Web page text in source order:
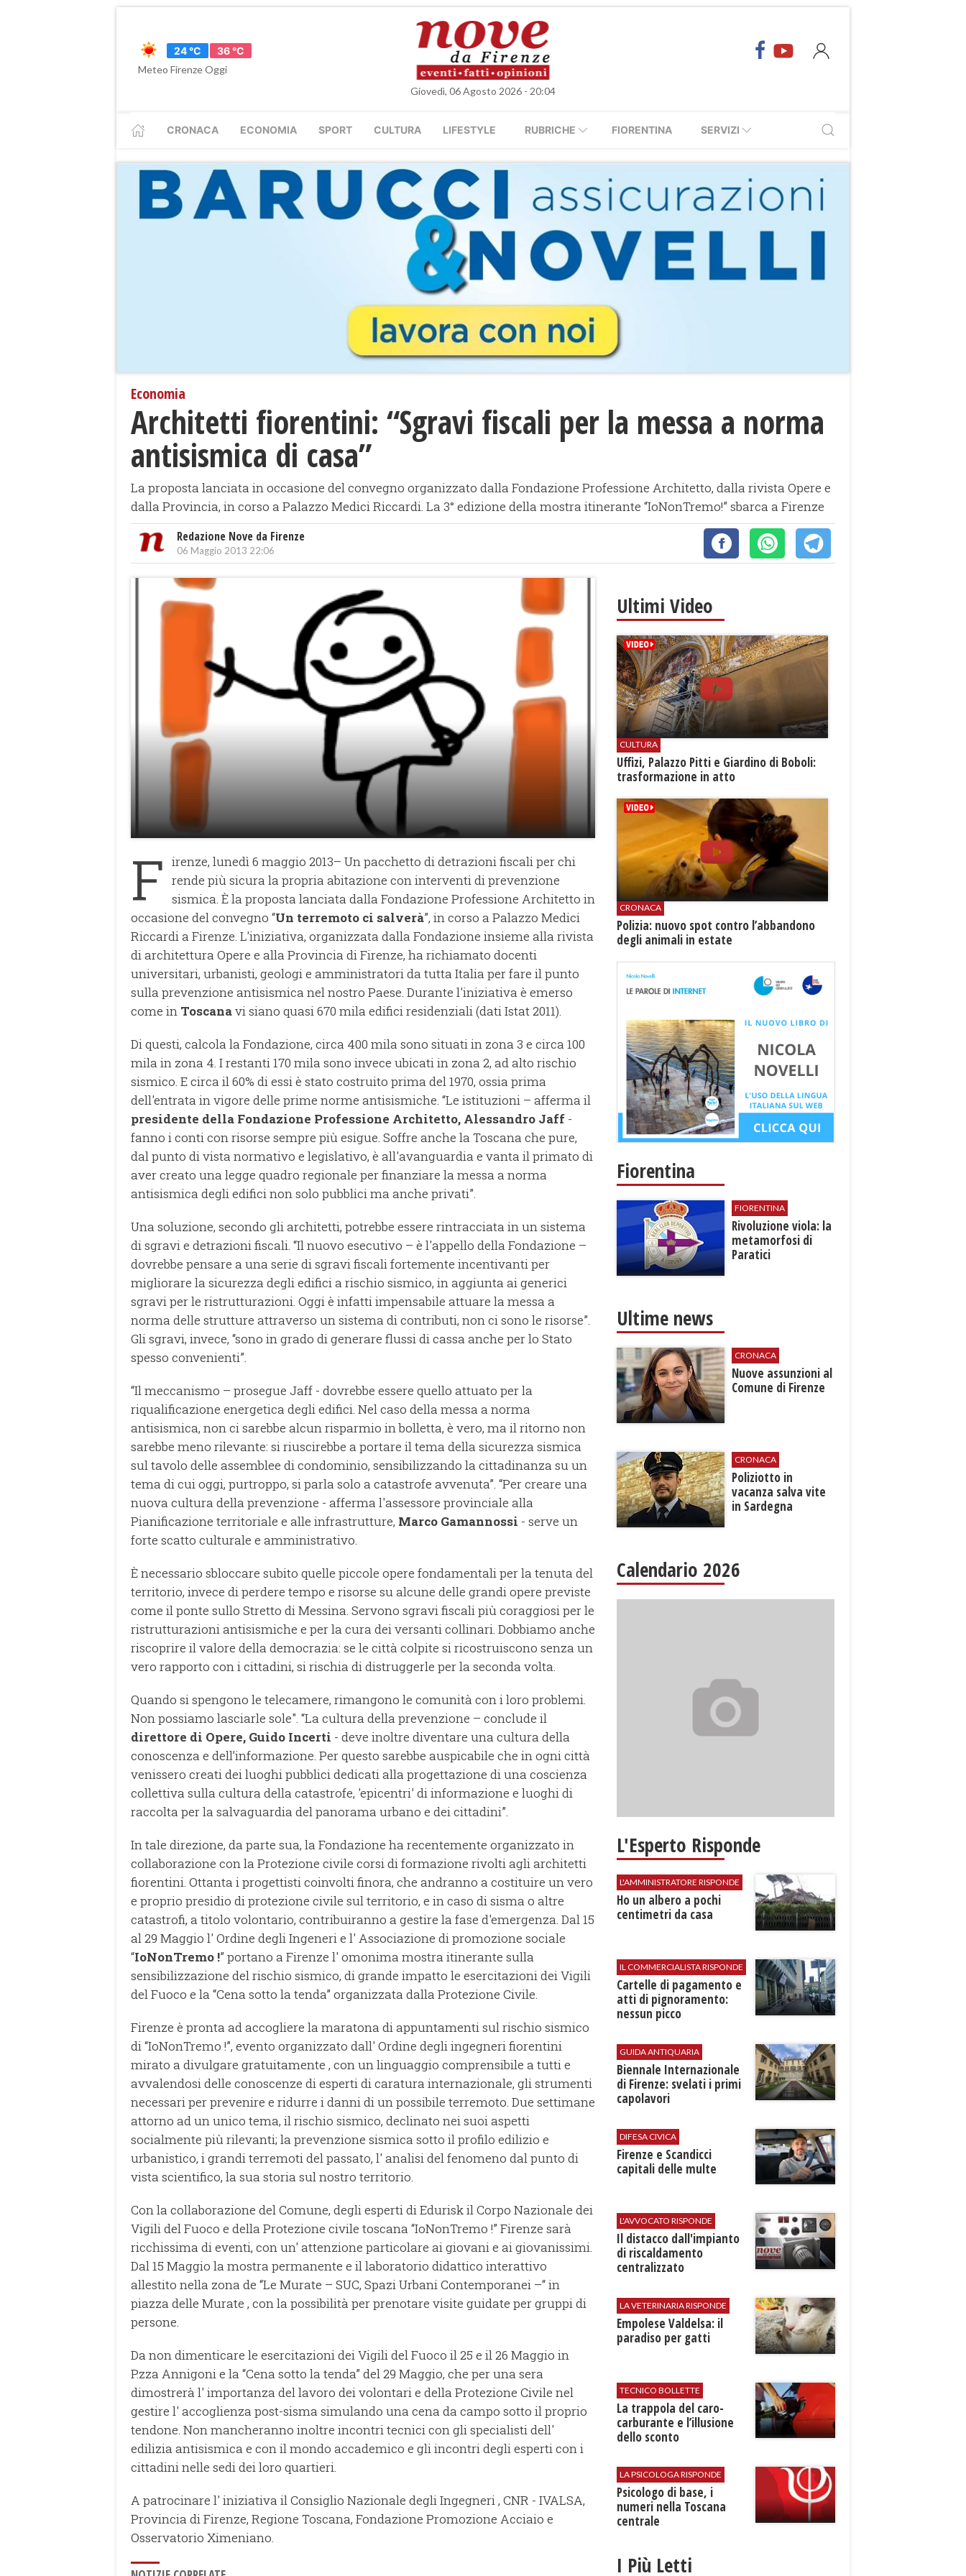
24 °C
36 °C
Meteo Firenze Oggi
Giovedì, 06 Agosto 2026 - 20:04
CRONACA ECONOMIA SPORT CULTURA LIFESTYLE RUBRICHE FIORENTINA SERVIZI
Economia
Architetti fiorentini: “Sgravi fiscali per la messa a norma
antisismica di casa”
La proposta lanciata in occasione del convegno organizzato dalla Fondazione Professione Architetto, dalla rivista Opere e
dalla Provincia, in corso a Palazzo Medici Riccardi. La 3° edizione della mostra itinerante “IoNonTremo!” sbarca a Firenze
Redazione Nove da Firenze
06 Maggio 2013 22:06
F irenze, lunedì 6 maggio 2013– Un pacchetto di detrazioni fiscali per chi
rende più sicura la propria abitazione con interventi di prevenzione
sismica. È la proposta lanciata dalla Fondazione Professione Architetto in
occasione del convegno “Un terremoto ci salverà”, in corso a Palazzo Medici
Riccardi a Firenze. L'iniziativa, organizzata dalla Fondazione insieme alla rivista
di architettura Opere e alla Provincia di Firenze, ha richiamato docenti
universitari, urbanisti, geologi e amministratori da tutta Italia per fare il punto
sulla prevenzione antisismica nel nostro Paese. Durante l'iniziativa è emerso
come in Toscanavi siano quasi 670 mila edifici residenziali (dati Istat 2011).
Di questi, calcola la Fondazione, circa 400 mila sono situati in zona 3 e circa 100
mila in zona 4. I restanti 170 mila sono invece ubicati in zona 2, ad alto rischio
sismico. E circa il 60% di essi è stato costruito prima del 1970, ossia prima
dell'entrata in vigore delle prime norme antisismiche. “Le istituzioni – afferma il
presidente della Fondazione Professione Architetto, Alessandro Jaff -
fanno i conti con risorse sempre più esigue. Soffre anche la Toscana che pure,
dal punto di vista normativo e legislativo, è all'avanguardia e vanta il primato di
aver creato una legge quadro regionale per finanziare la messa a norma
antisismica degli edifici non solo pubblici ma anche privati”.
Una soluzione, secondo gli architetti, potrebbe essere rintracciata in un sistema
di sgravi e detrazioni fiscali. “Il nuovo esecutivo – è l'appello della Fondazione –
dovrebbe pensare a una serie di sgravi fiscali fortemente incentivanti per
migliorare la sicurezza degli edifici a rischio sismico, in aggiunta ai generici
sgravi per le ristrutturazioni. Oggi è infatti impensabile attuare la messa a
norma delle strutture attraverso un sistema di contributi, non ci sono le risorse”.
Gli sgravi, invece, “sono in grado di generare flussi di cassa anche per lo Stato
spesso convenienti”.
“Il meccanismo – prosegue Jaff - dovrebbe essere quello attuato per la
riqualificazione energetica degli edifici. Nel caso della messa a norma
antisismica, non ci sarebbe alcun risparmio in bolletta, è vero, ma il ritorno non
sarebbe meno rilevante: si riuscirebbe a portare il tema della sicurezza sismica
sul tavolo delle assemblee di condominio, sensibilizzando la cittadinanza su un
tema di cui oggi, purtroppo, si parla solo a catastrofe avvenuta”. “Per creare una
nuova cultura della prevenzione - afferma l'assessore provinciale alla
Pianificazione territoriale e alle infrastrutture, Marco Gamannossi - serve un
forte scatto culturale e amministrativo.
È necessario sbloccare subito quelle piccole opere fondamentali per la tenuta del
territorio, invece di perdere tempo e risorse su alcune delle grandi opere previste
come il ponte sullo Stretto di Messina. Servono sgravi fiscali più coraggiosi per le
ristrutturazioni antisismiche e per la cura dei versanti collinari. Dobbiamo anche
riscoprire il valore della democrazia: se le città colpite si ricostruiscono senza un
vero rapporto con i cittadini, si rischia di distruggerle per la seconda volta.
Quando si spengono le telecamere, rimangono le comunità con i loro problemi.
Non possiamo lasciarle sole". “La cultura della prevenzione – conclude il
direttore di Opere, Guido Incerti - deve inoltre diventare una cultura della
conoscenza e dell’informazione. Per questo sarebbe auspicabile che in ogni città
venissero creati dei luoghi pubblici dedicati alla progettazione di una coscienza
collettiva sulla cultura della catastrofe, 'epicentri' di informazione e luoghi di
raccolta per la salvaguardia del panorama urbano e dei cittadini”.
In tale direzione, da parte sua, la Fondazione ha recentemente organizzato in
collaborazione con la Protezione civile corsi di formazione rivolti agli architetti
fiorentini. Ottanta i progettisti coinvolti finora, che andranno a costituire un vero
e proprio presidio di protezione civile sul territorio, e in caso di sisma o altre
catastrofi, a titolo volontario, contribuiranno a gestire la fase d'emergenza. Dal 15
al 29 Maggio l' Ordine degli Ingeneri e l' Associazione di promozione sociale
“IoNonTremo !” portano a Firenze l' omonima mostra itinerante sulla
sensibilizzazione del rischio sismico, di grande impatto le esercitazioni dei Vigili
del Fuoco e la “Cena sotto la tenda” organizzata dalla Protezione Civile.
Firenze è pronta ad accogliere la maratona di appuntamenti sul rischio sismico
di “IoNonTremo !”, evento organizzato dall' Ordine degli ingegneri fiorentini
mirato a divulgare gratuitamente , con un linguaggio comprensibile a tutti e
avvalendosi delle conoscenze di esperti di caratura internazionale, gli strumenti
necessari per prevenire e ridurre i danni di un possibile terremoto. Due settimane
attorno ad un unico tema, il rischio sismico, declinato nei suoi aspetti
socialmente più rilevanti; la prevenzione sismica sotto il profilo edilizio e
urbanistico, i grandi terremoti del passato, l' analisi del fenomeno dal punto di
vista scientifico, la sua storia sul nostro territorio.
Con la collaborazione del Comune, degli esperti di Edurisk il Corpo Nazionale dei
Vigili del Fuoco e della Protezione civile toscana “IoNonTremo !” Firenze sarà
ricchissima di eventi, con un' attenzione particolare ai giovani e ai giovanissimi.
Dal 15 Maggio la mostra permanente e il laboratorio didattico interattivo
allestito nella zona de “Le Murate – SUC, Spazi Urbani Contemporanei –“ in
piazza delle Murate , con la possibilità per prenotare visite guidate per gruppi di
persone.
Da non dimenticare le esercitazioni dei Vigili del Fuoco il 25 e il 26 Maggio in
P.zza Annigoni e la “Cena sotto la tenda” del 29 Maggio, che per una sera
dimostrerà l' importanza del lavoro dei volontari e della Protezione Civile nel
gestire l' accoglienza post-sisma simulando una cena da campo sotto il proprio
tendone. Non mancheranno inoltre incontri tecnici con gli specialisti dell'
edilizia antisismica e con il mondo accademico e gli incontri degli esperti con i
cittadini nelle sedi dei loro quartieri.
A patrocinare l' iniziativa il Consiglio Nazionale degli Ingegneri , CNR - IVALSA,
Provincia di Firenze, Regione Toscana, Fondazione Promozione Acciaio e
Osservatorio Ximeniano.
Ultimi Video
CULTURA
Uffizi, Palazzo Pitti e Giardino di Boboli:
trasformazione in atto
CRONACA
Polizia: nuovo spot contro l’abbandono
degli animali in estate
Fiorentina
FIORENTINA
​Rivoluzione viola: la
metamorfosi di
Paratici
Ultime news
CRONACA
Nuove assunzioni al
Comune di Firenze
CRONACA
Poliziotto in
vacanza salva vite
in Sardegna
Calendario 2026
L'Esperto Risponde
L'AMMINISTRATORE RISPONDE
Ho un albero a pochi
centimetri da casa
IL COMMERCIALISTA RISPONDE
Cartelle di pagamento e
atti di pignoramento:
nessun picco
GUIDA ANTIQUARIA
Biennale Internazionale
di Firenze: svelati i primi
capolavori
DIFESA CIVICA
Firenze e Scandicci
capitali delle multe
L'AVVOCATO RISPONDE
Il distacco dall'impianto
di riscaldamento
centralizzato
LA VETERINARIA RISPONDE
Empolese Valdelsa: il
paradiso per gatti
TECNICO BOLLETTE
​La trappola del caro-
carburante e l’illusione
dello sconto
LA PSICOLOGA RISPONDE
Psicologo di base, i
numeri nella Toscana
centrale
I Più Letti